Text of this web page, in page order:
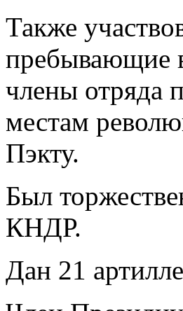
Также
пребывающие
члены отряда
местам
Пэкту.
Был
КНДР.
Дан 21